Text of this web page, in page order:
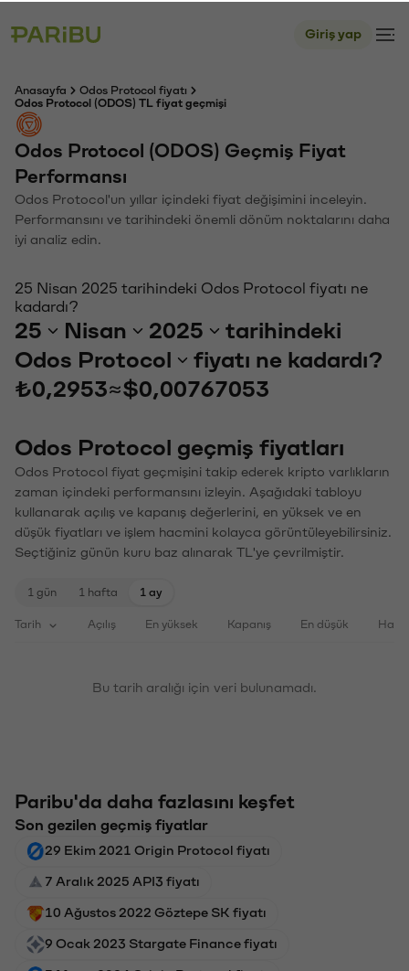
Giriş yap
Anasayfa
Odos Protocol fiyatı
Odos Protocol (ODOS) TL fiyat geçmişi
Odos Protocol (ODOS) Geçmiş Fiyat
Performansı
Odos Protocol'un yıllar içindeki fiyat değişimini inceleyin.
Performansını ve tarihindeki önemli dönüm noktalarını daha
iyi analiz edin.
25 Nisan 2025 tarihindeki Odos Protocol fiyatı ne
kadardı?
25 Nisan 2025
tarihindeki
Odos Protocol
fiyatı ne kadardı?
₺0,2953≈$0,00767053
Odos Protocol geçmiş fiyatları
Odos Protocol fiyat geçmişini takip ederek kripto varlıkların
zaman içindeki performansını izleyin. Aşağıdaki tabloyu
kullanarak açılış ve kapanış değerlerini, en yüksek ve en
düşük fiyatları ve işlem hacmini kolayca görüntüleyebilirsiniz.
Seçtiğiniz günün kuru baz alınarak TL'ye çevrilmiştir.
1 gün 1 hafta 1 ay
Tarih Açılış En yüksek Kapanış En düşük
Bu tarih aralığı için veri bulunamadı.
Paribu'da daha fazlasını keşfet
Son gezilen geçmiş fiyatlar
29 Ekim 2021 Origin Protocol fiyatı
7 Aralık 2025 API3 fiyatı
10 Ağustos 2022 Göztepe SK fiyatı
9 Ocak 2023 Stargate Finance fiyatı